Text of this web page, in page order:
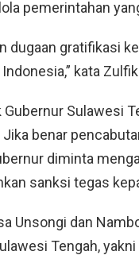
pemerintahan
dugaan gratifikasi
kata
Sulawesi
benar
diminta
sanksi tegas
Unsongi dan
Tengah,